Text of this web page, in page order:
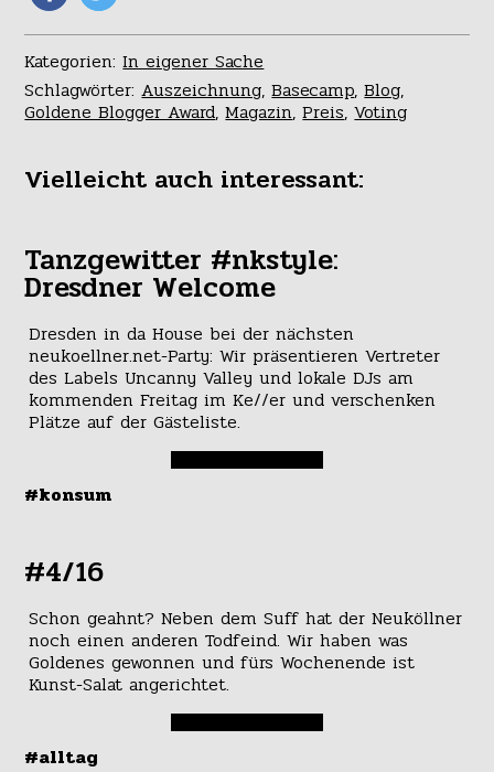
Kategorien:In eigener Sache
Schlagwörter:Auszeichnung,Basecamp,Blog,
Goldene Blogger Award,Magazin,Preis,Voting
Vielleicht auch interessant:
Tanzgewitter #nkstyle:
Dresdner Welcome
Dresden in da House bei der nächsten
neukoellner.net-Party: Wir präsentieren Vertreter
des Labels Uncanny Valley und lokale DJs am
kommenden Freitag im Ke//er und verschenken
Plätze auf der Gästeliste.
#konsum
#4/16
Schon geahnt? Neben dem Suff hat der Neuköllner
noch einen anderen Todfeind. Wir haben was
Goldenes gewonnen und fürs Wochenende ist
Kunst-Salat angerichtet.
#alltag